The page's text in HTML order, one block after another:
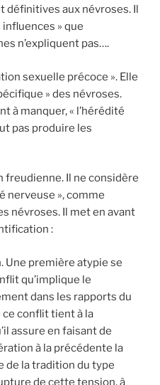
définitives aux névroses. Il
» que
n’expliquent pas….
sexuelle précoce ». Elle
» des névroses.
à manquer, « l’hérédité
pas produire les
freudienne. Il ne considère
nerveuse », comme
névroses. Il met en avant
:
Une première atypie se
qu’implique le
dans les rapports du
ce conflit tient à la
assure en faisant de
à la précédente la
de la tradition du type
de cette tension, à